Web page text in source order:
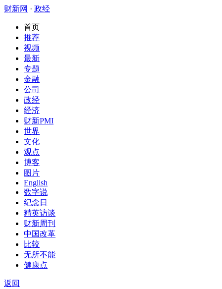
财新网 · 政经
首页
推荐
视频
最新
专题
金融
公司
政经
经济
财新PMI
世界
文化
观点
博客
图片
English
数字说
纪念日
精英访谈
财新周刊
中国改革
比较
无所不能
健康点
返回